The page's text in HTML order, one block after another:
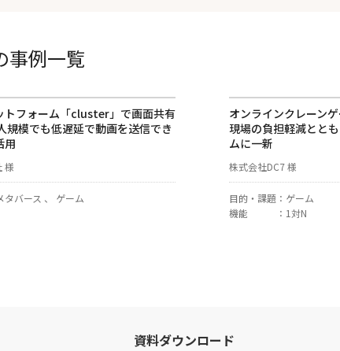
事例一覧
トフォーム「cluster」で画面共有
規模でも低遅延で動画を送信でき
用
様
タバース 、 ゲーム
オンラインクレーン
現場の負担軽減とと
ムに一新
株式会社DC7 様
目的・課題： ゲーム
機能
： 1対N
資料ダウンロード